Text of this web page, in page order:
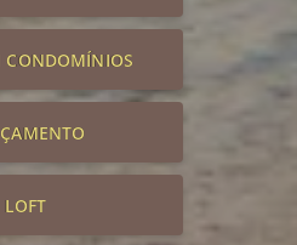
CONDOMÍNIOS
LOFT